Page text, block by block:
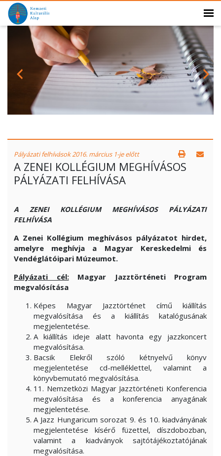
Pályázati felhívások 2016. március 1-je előtt
A ZENEI KOLLÉGIUM MEGHÍVÁSOS
PÁLYÁZATI FELHÍVÁSA
A ZENEI KOLLÉGIUM MEGHÍVÁSOS PÁLYÁZATI
FELHÍVÁSA
A Zenei Kollégium meghívásos pályázatot hirdet,
amelyre meghívja a Magyar Kereskedelmi és
Vendéglátóipari Múzeumot.
Pályázati cél:
Magyar Jazztörténeti Program
megvalósítása
Képes Magyar Jazztörténet című kiállítás
megvalósítása és a kiállítás katalógusának
megjelentetése.
A kiállítás ideje alatt havonta egy jazzkoncert
megvalósítása.
Bacsik Elekről szóló kétnyelvű könyv
megjelentetése cd-melléklettel, valamint a
könyvbemutató megvalósítása.
11. Nemzetközi Magyar Jazztörténeti Konferencia
megvalósítása és a konferencia anyagának
megjelentetése.
A Jazz Hungaricum sorozat 9. és 10. kiadványának
megjelentetése kísérő füzettel, díszdobozban,
valamint a kiadványok sajtótájékoztatójának
megvalósítása.